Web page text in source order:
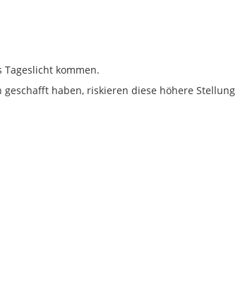
kommen.
haben, riskieren diese höhere Stellung